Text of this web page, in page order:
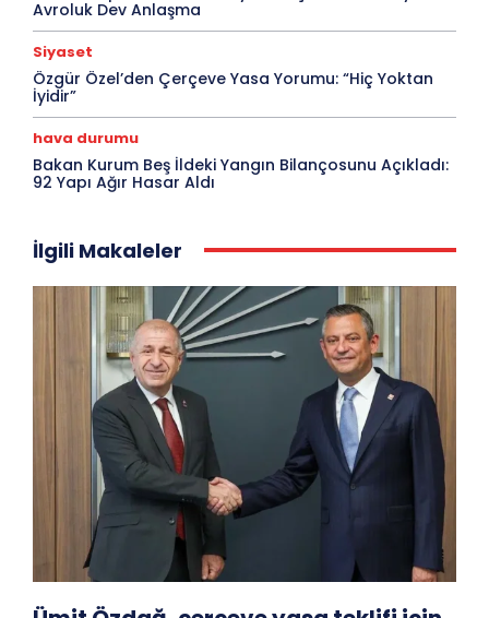
Avroluk Dev Anlaşma
Siyaset
Özgür Özel’den Çerçeve Yasa Yorumu: “Hiç Yoktan
İyidir”
hava durumu
Bakan Kurum Beş İldeki Yangın Bilançosunu Açıkladı:
92 Yapı Ağır Hasar Aldı
İlgili Makaleler